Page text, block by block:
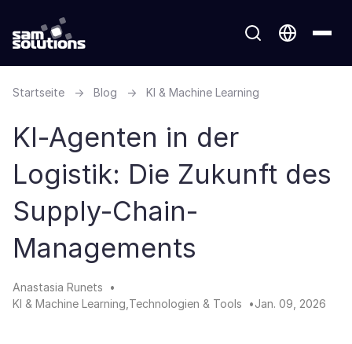
Startseite → Blog → KI & Machine Learning
KI-Agenten in der
Logistik: Die Zukunft des
Supply-Chain-
Managements
Anastasia Runets
KI & Machine Learning Technologien & Tools Jan. 09, 2026